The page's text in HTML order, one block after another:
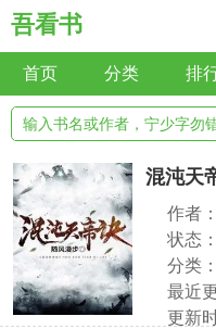
吾看书
首页 分类 排
混沌天
作者：
状态
分类
最近
更新